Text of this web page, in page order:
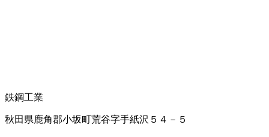
鉄鋼工業
秋田県鹿角郡小坂町荒谷字手紙沢５４－５